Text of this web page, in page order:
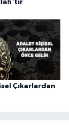
Çıkarlardan